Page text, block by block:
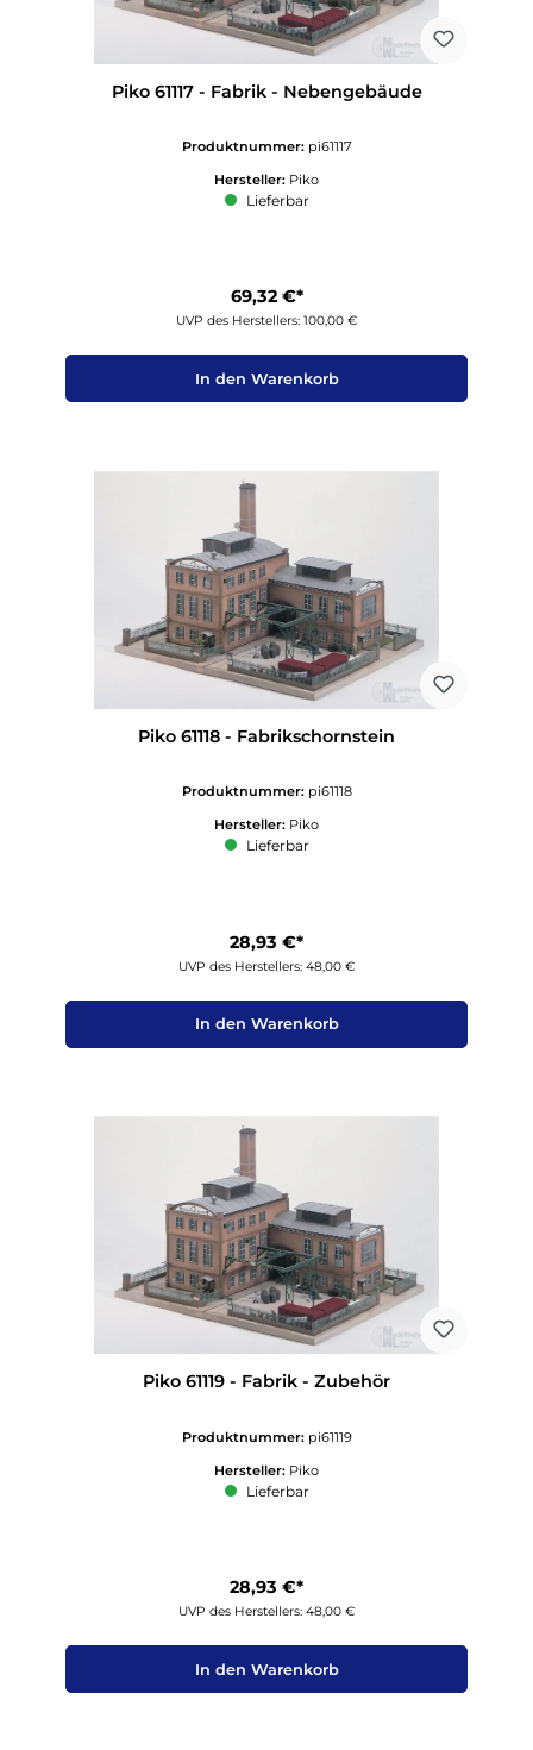
Piko 61117 - Fabrik - Nebengebäude
Produktnummer: pi61117
Hersteller: Piko
Lieferbar
69,32 €*
UVP des Herstellers: 100,00 €
In den Warenkorb
Piko 61118 - Fabrikschornstein
Produktnummer: pi61118
Hersteller: Piko
Lieferbar
28,93 €*
UVP des Herstellers: 48,00 €
In den Warenkorb
Piko 61119 - Fabrik - Zubehör
Produktnummer: pi61119
Hersteller: Piko
Lieferbar
28,93 €*
UVP des Herstellers: 48,00 €
In den Warenkorb